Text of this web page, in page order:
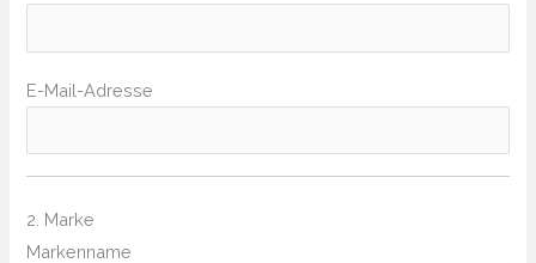
E-Mail-Adresse
2. Marke
Markenname